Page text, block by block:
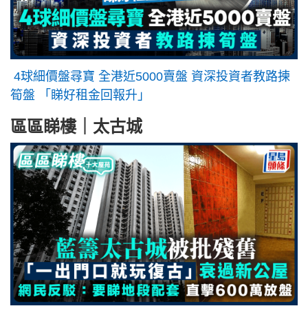
4球細價盤尋寶 全港近5000賣盤 資深投資者教路揀
筍盤 「睇好租金回報升」
區區睇樓｜太古城